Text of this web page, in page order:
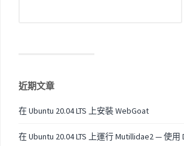
近期文章
在 Ubuntu 20.04 LTS 上安裝 WebGoat
在 Ubuntu 20.04 LTS 上運行 Mutillidae2 — 使用